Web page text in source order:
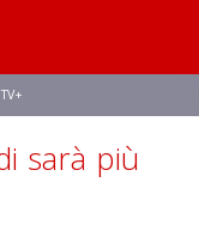
DOOMSDAY
sarà più